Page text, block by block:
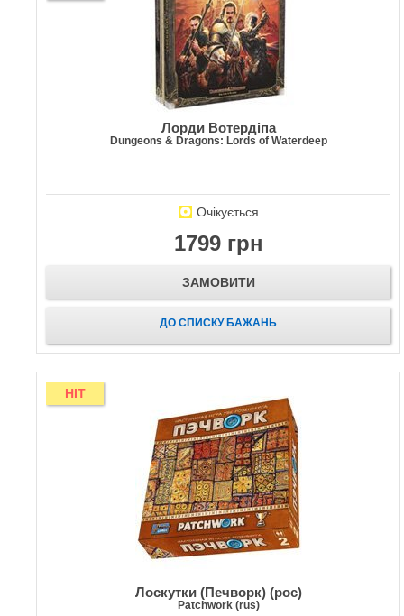
Лорди Вотердіпа
Dungeons & Dragons: Lords of Waterdeep
Очікується
1799 грн
ЗАМОВИТИ
ДО СПИСКУ БАЖАНЬ
HIT
Лоскутки (Печворк) (рос)
Patchwork (rus)